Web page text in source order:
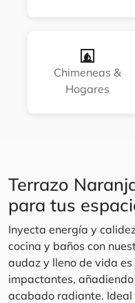
Chimeneas &
Hogares
Terrazo
para tus
Inyecta energía y
cocina y baños con
audaz y lleno de vida
impactantes,
acabado radiante.